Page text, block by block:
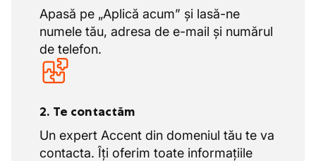
Apasă pe „Aplică acum” și lasă-ne
numele tău, adresa de e-mail și numărul
de telefon.
2. Te contactăm
Un expert Accent din domeniul tău te va
contacta. Îți oferim toate informațiile